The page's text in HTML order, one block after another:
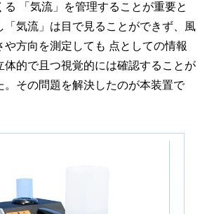
る 「気流」を管理することが重要と
「気流」は目で見ることができず、風
や方向を測定しても 点としての情報
体的で且つ視覚的には確認することが
。その問題を解決したのが本装置で